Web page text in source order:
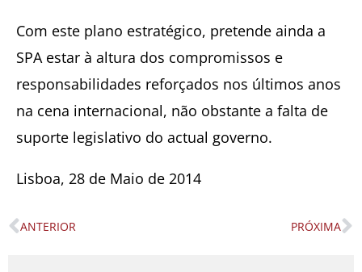
Com este plano estratégico, pretende ainda a
SPA estar à altura dos compromissos e
responsabilidades reforçados nos últimos anos
na cena internacional, não obstante a falta de
suporte legislativo do actual governo.
Lisboa, 28 de Maio de 2014
Prev
ANTERIOR PRÓXIMA